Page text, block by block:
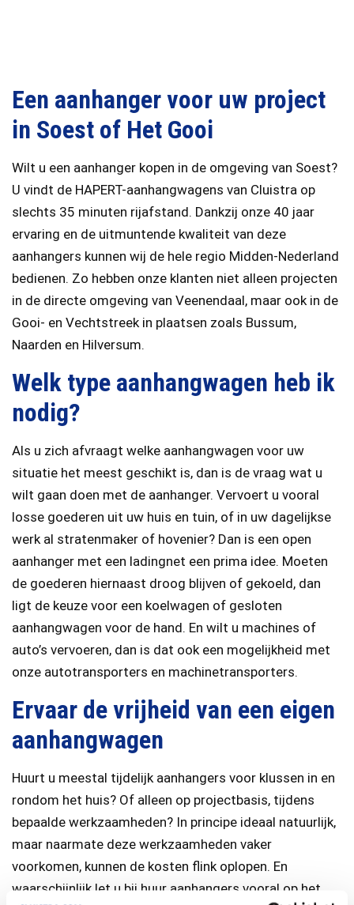
Een aanhanger voor uw project
in Soest of Het Gooi
Wilt u een aanhanger kopen in de omgeving van Soest?
U vindt de HAPERT-aanhangwagens van Cluistra op
slechts 35 minuten rijafstand. Dankzij onze 40 jaar
ervaring en de uitmuntende kwaliteit van deze
aanhangers kunnen wij de hele regio Midden-Nederland
bedienen. Zo hebben onze klanten niet alleen projecten
in de directe omgeving van Veenendaal, maar ook in de
Gooi- en Vechtstreek in plaatsen zoals Bussum,
Naarden en Hilversum.
Welk type aanhangwagen heb ik
nodig?
Als u zich afvraagt welke aanhangwagen voor uw
situatie het meest geschikt is, dan is de vraag wat u
wilt gaan doen met de aanhanger. Vervoert u vooral
losse goederen uit uw huis en tuin, of in uw dagelijkse
werk al stratenmaker of hovenier? Dan is een open
aanhanger met een ladingnet een prima idee. Moeten
de goederen hiernaast droog blijven of gekoeld, dan
ligt de keuze voor een koelwagen of gesloten
aanhangwagen voor de hand. En wilt u machines of
auto’s vervoeren, dan is dat ook een mogelijkheid met
onze autotransporters en machinetransporters.
Ervaar de vrijheid van een eigen
aanhangwagen
Huurt u meestal tijdelijk aanhangers voor klussen in en
rondom het huis? Of alleen op projectbasis, tijdens
bepaalde werkzaamheden? In principe ideaal natuurlijk,
maar naarmate deze werkzaamheden vaker
voorkomen, kunnen de kosten flink oplopen. En
waarschijnlijk let u bij huur aanhangers vooral op het